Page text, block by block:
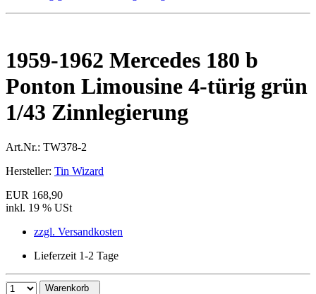
1959-1962 Mercedes 180 b
Ponton Limousine 4-türig grün
1/43 Zinnlegierung
Art.Nr.: TW378-2
Hersteller: Tin Wizard
EUR 168,90
inkl. 19 % USt
zzgl. Versandkosten
Lieferzeit 1-2 Tage
Warenkorb